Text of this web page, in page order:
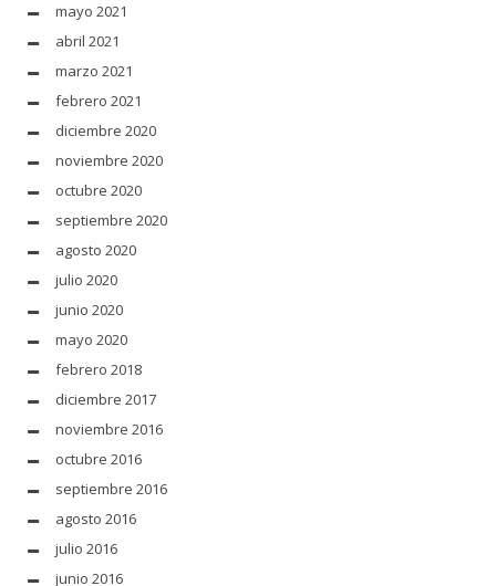
mayo 2021
abril 2021
marzo 2021
febrero 2021
diciembre 2020
noviembre 2020
octubre 2020
septiembre 2020
agosto 2020
julio 2020
junio 2020
mayo 2020
febrero 2018
diciembre 2017
noviembre 2016
octubre 2016
septiembre 2016
agosto 2016
julio 2016
junio 2016